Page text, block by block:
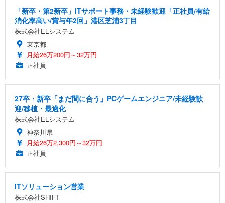
「新卒・第2新卒」ITサポート事務・未経験歓迎「正社員/有給
消化率高い/賞与年2回」港区芝浦3丁目
株式会社ELシステム
東京都
月給26万200円～32万円
正社員
27卒・新卒「まだ間に合う」PCゲームエンジニア/未経験歓
迎/移植・最適化
株式会社ELシステム
神奈川県
月給26万2,300円～32万円
正社員
ITソリューション営業
株式会社SHIFT